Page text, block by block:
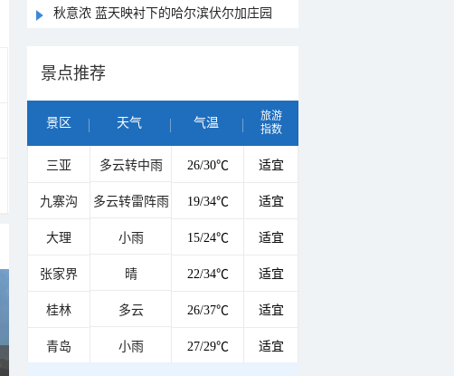
秋意浓 蓝天映衬下的哈尔滨伏尔加庄园
景点推荐
景区 天气 气温
旅游
指数
三亚 多云转中雨 26/30℃ 适宜
九寨沟 多云转雷阵雨 19/34℃ 适宜
大理 小雨 15/24℃ 适宜
张家界 晴 22/34℃ 适宜
桂林 多云 26/37℃ 适宜
青岛 小雨 27/29℃ 适宜